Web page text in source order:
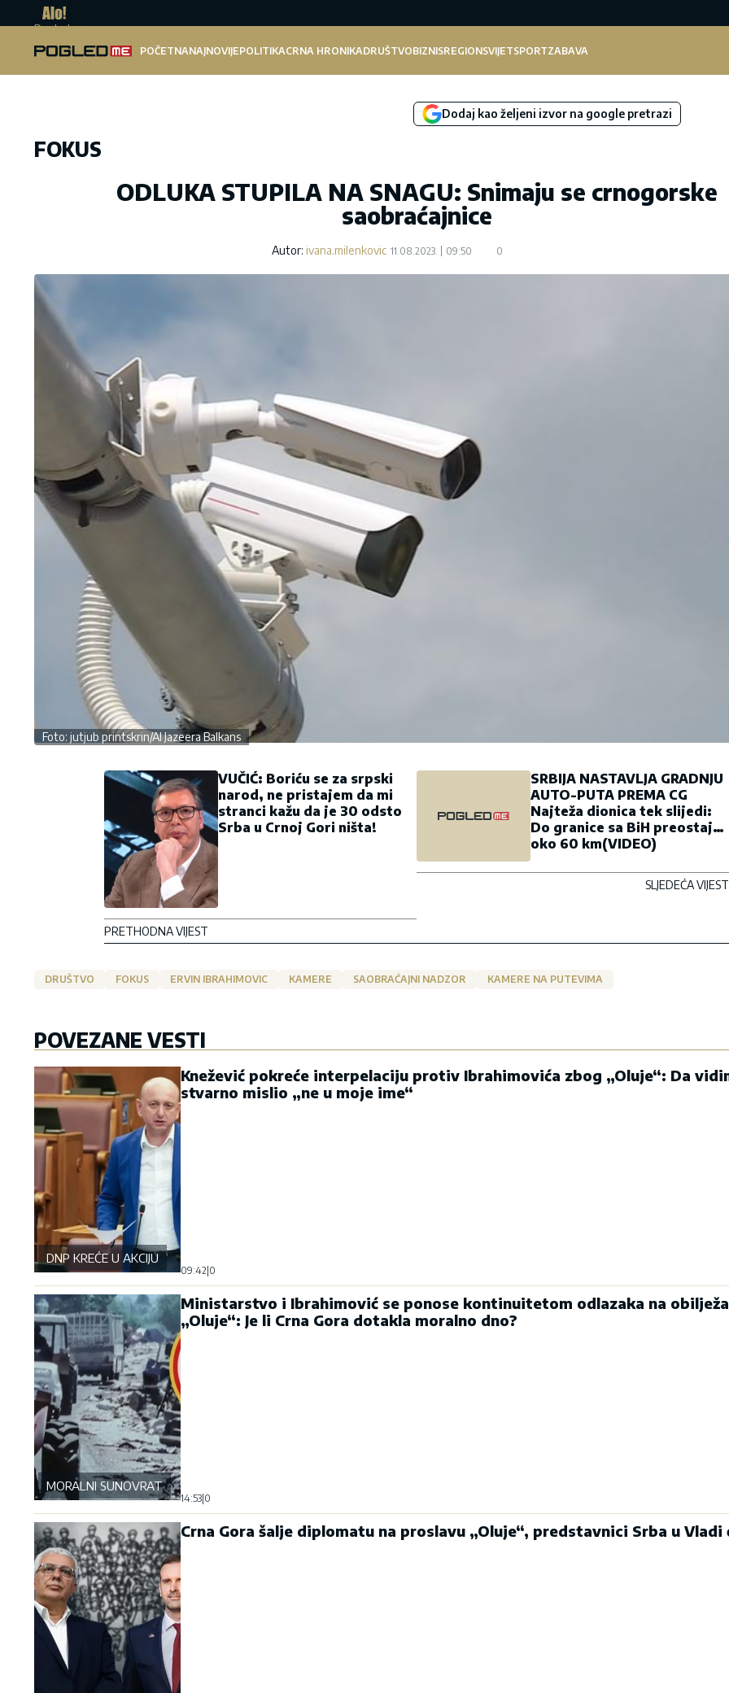
Pogled.me
POČETNANAJNOVIJEPOLITIKACRNA HRONIKADRUŠTVOBIZNISREGIONSVIJETSPORTZABAVA
Dodaj kao željeni izvor na google pretrazi
FOKUS
ODLUKA STUPILA NA SNAGU: Snimaju se crnogorske
saobraćajnice
Autor: ivana.milenkovic 11.08.2023. 09:50 0
Foto: jutjub printskrin/Al Jazeera Balkans
VUČIĆ: Boriću se za srpski
narod, ne pristajem da mi
stranci kažu da je 30 odsto
Srba u Crnoj Gori ništa!
PRETHODNA VIJEST
SRBIJA NASTAVLJA GRADNJU
AUTO-PUTA PREMA CG
Najteža dionica tek slijedi:
Do granice sa BiH preostaje
oko 60 km(VIDEO)
SLJEDEĆA VIJEST
DRUŠTVO FOKUS ERVIN IBRAHIMOVIC KAMERE SAOBRAĆAJNI NADZOR KAMERE NA PUTEVIMA
POVEZANE VESTI
DNP KREĆE U AKCIJU
Knežević pokreće interpelaciju protiv Ibrahimovića zbog „Oluje“: Da
stvarno mislio „ne u moje ime“
09:42 0
MORALNI SUNOVRAT
Ministarstvo i Ibrahimović se ponose kontinuitetom odlazaka na
„Oluje“: Je li Crna Gora dotakla moralno dno?
14:53 0
Crna Gora šalje diplomatu na proslavu „Oluje“, predstavnici Srba u Vladi